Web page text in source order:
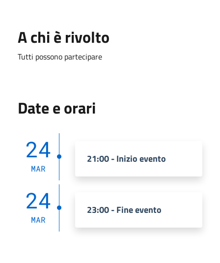
A chi è rivolto
Tutti possono partecipare
Date e orari
24
MAR
21:00 - Inizio evento
24
MAR
23:00 - Fine evento